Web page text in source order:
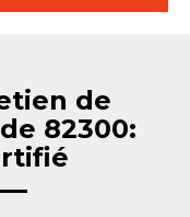
de
82300: